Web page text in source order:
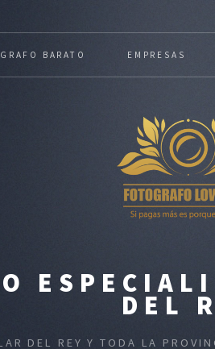
DEL
DEL REY Y TODA LA
BARATO EMPRESAS